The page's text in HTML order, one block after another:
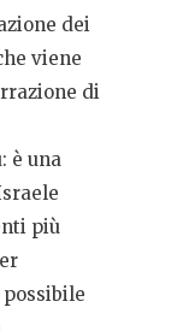
dei
viene
di
è una
più